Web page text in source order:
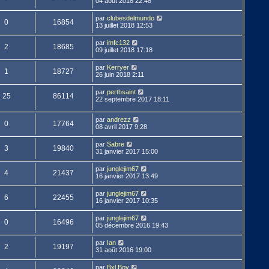
0 16854 par clubesdelmundo
13 juillet 2018 12:53
2 18685 par imfc132
09 juillet 2018 17:18
1 18727 par Kerryer
26 juin 2018 2:11
25 86114 par perthsaint
22 septembre 2017 18:11
0 17764 par andrezz
08 avril 2017 9:28
3 19840 par Sabre
31 janvier 2017 15:00
4 21437 par junglejim67
16 janvier 2017 13:49
6 22455 par junglejim67
16 janvier 2017 10:35
0 16496 par junglejim67
05 décembre 2016 19:43
2 19197 par Ian
31 août 2016 19:00
par Bxl Boy